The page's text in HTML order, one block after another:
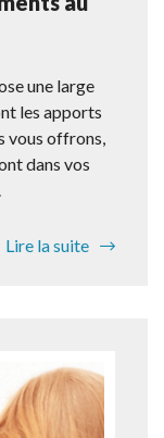
une large
les apports
vous offrons,
dans vos
Lire la suite